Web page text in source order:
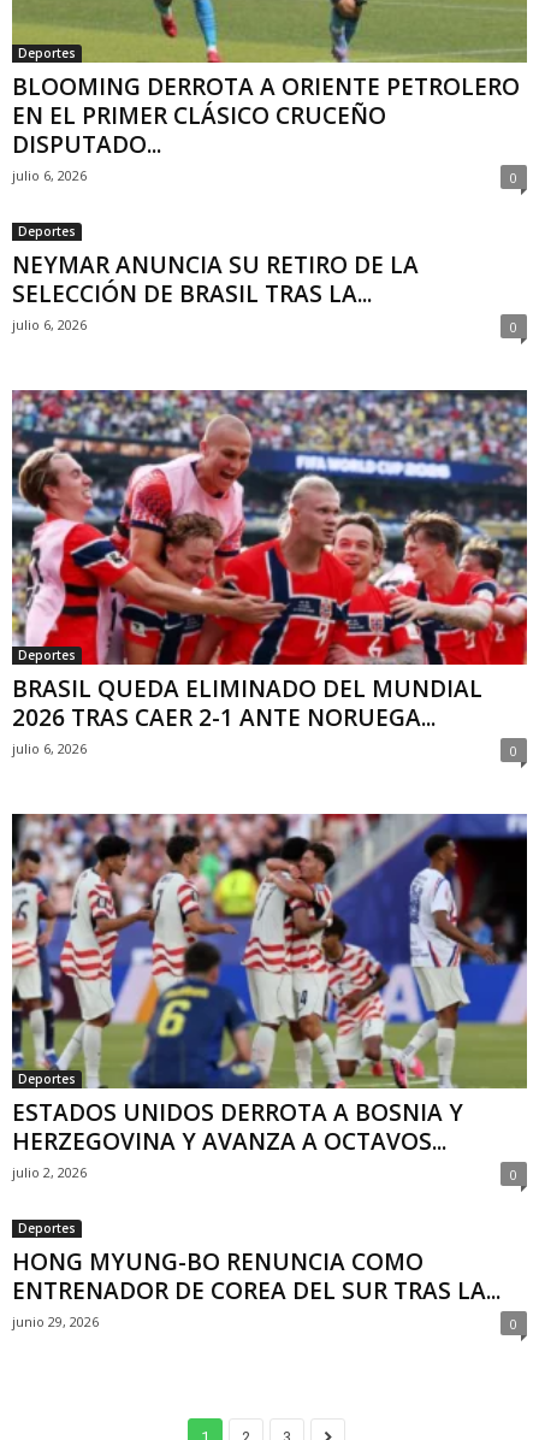
Deportes
BLOOMING DERROTA A ORIENTE PETROLERO
EN EL PRIMER CLÁSICO CRUCEÑO
DISPUTADO...
julio 6, 2026 0
Deportes
NEYMAR ANUNCIA SU RETIRO DE LA
SELECCIÓN DE BRASIL TRAS LA...
julio 6, 2026 0
Deportes
BRASIL QUEDA ELIMINADO DEL MUNDIAL
2026 TRAS CAER 2-1 ANTE NORUEGA...
julio 6, 2026 0
Deportes
ESTADOS UNIDOS DERROTA A BOSNIA Y
HERZEGOVINA Y AVANZA A OCTAVOS...
julio 2, 2026 0
Deportes
HONG MYUNG-BO RENUNCIA COMO
ENTRENADOR DE COREA DEL SUR TRAS LA...
junio 29, 2026 0